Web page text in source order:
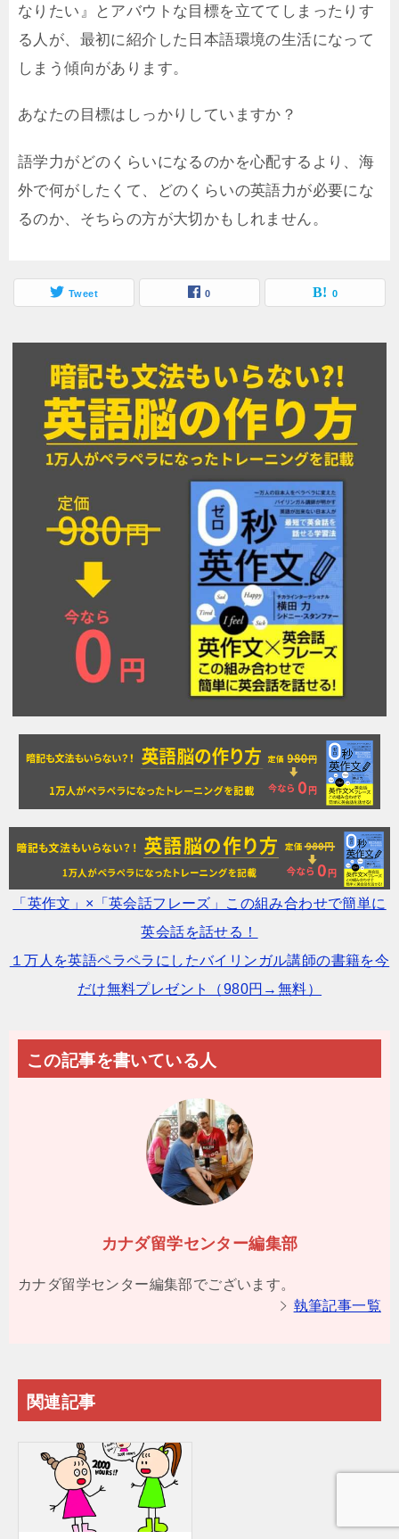
なりたい』とアバウトな目標を立ててしまったりす
る人が、最初に紹介した日本語環境の生活になって
しまう傾向があります。
あなたの目標はしっかりしていますか？
語学力がどのくらいになるのかを心配するより、海
外で何がしたくて、どのくらいの英語力が必要にな
るのか、そちらの方が大切かもしれません。
Tweet 0 0
「英作文」×「英会話フレーズ」この組み合わせで簡単に
英会話を話せる！
１万人を英語ペラペラにしたバイリンガル講師の書籍を今
だけ無料プレゼント（980円→無料）
この記事を書いている人
カナダ留学センター編集部
カナダ留学センター編集部でございます。
執筆記事一覧
関連記事